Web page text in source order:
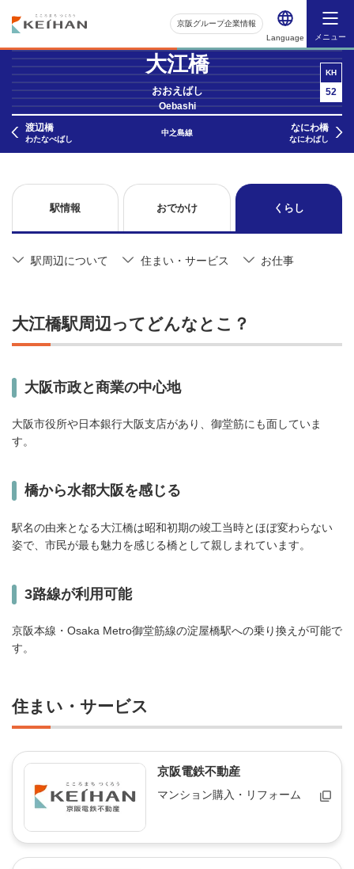
Language メニュー
京阪グループ企業情報
大江橋
おおえばし
Oebashi
KH
52
渡辺橋
わたなべばし
中之島線 なにわ橋
なにわばし
駅情報 おでかけ くらし
駅周辺について 住まい・サービス お仕事
大江橋駅周辺ってどんなとこ？
大阪市政と商業の中心地
大阪市役所や日本銀行大阪支店があり、御堂筋にも面していま
す。
橋から水都大阪を感じる
駅名の由来となる大江橋は昭和初期の竣工当時とほぼ変わらない
姿で、市民が最も魅力を感じる橋として親しまれています。
3路線が利用可能
京阪本線・Osaka Metro御堂筋線の淀屋橋駅への乗り換えが可能で
す。
住まい・サービス
京阪電鉄不動産
マンション購入・リフォーム